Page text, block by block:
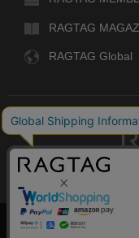
RAGTAG
RAGTAG Global
デザイナーズブラ